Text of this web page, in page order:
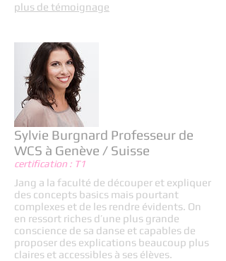
plus de témoignage
Sylvie Burgnard Professeur de
WCS à Genève / Suisse
certification : T1
Jang a la faculté de découper et expliquer
des concepts basics mais pourtant
complexes et de les rendre évidents. On
en ressort riches d’une plus grande
conscience de sa danse et capables de
proposer des explications beaucoup plus
claires et accessibles à ses élèves.